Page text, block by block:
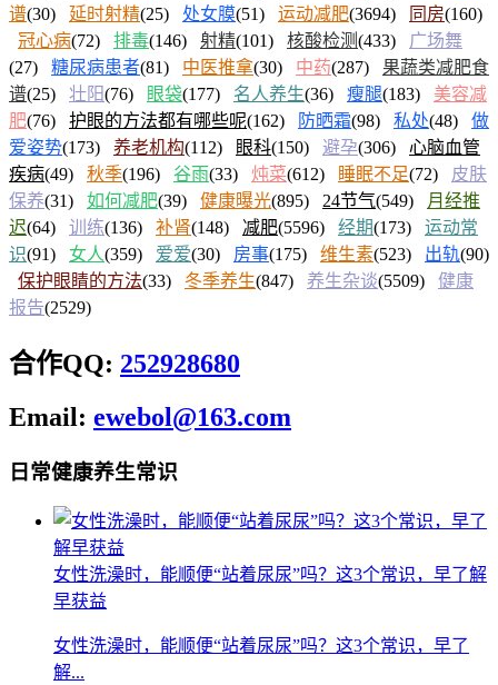
谱(30) 延时射精(25) 处女膜(51) 运动减肥(3694) 同房(160)
冠心病(72) 排毒(146) 射精(101) 核酸检测(433) 广场舞
(27) 糖尿病患者(81) 中医推拿(30) 中药(287) 果蔬类减肥食
谱(25) 壮阳(76) 眼袋(177) 名人养生(36) 瘦腿(183) 美容减
肥(76) 护眼的方法都有哪些呢(162) 防晒霜(98) 私处(48) 做
爱姿势(173) 养老机构(112) 眼科(150) 避孕(306) 心脑血管
疾病(49) 秋季(196) 谷雨(33) 炖菜(612) 睡眠不足(72) 皮肤
保养(31) 如何减肥(39) 健康曝光(895) 24节气(549)
月经推
迟(64) 训练(136) 补肾(148) 减肥(5596) 经期(173) 运动常
识(91) 女人(359) 爱爱(30) 房事(175) 维生素(523) 出轨(90)
保护眼睛的方法(33) 冬季养生(847) 养生杂谈(5509) 健康
报告(2529)
合作QQ: 252928680
Email: ewebol@163.com
日常健康养生常识
女性洗澡时，能顺便“站着尿尿”吗？这3个常识，早了解
早获益
女性洗澡时，能顺便“站着尿尿”吗？这3个常识，早了
解...